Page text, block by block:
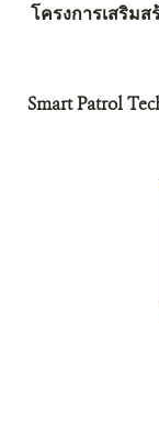
โครงการเสริม
Smart Patrol